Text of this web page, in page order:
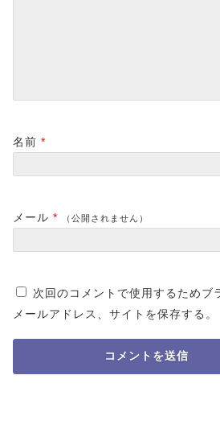
名前 *
メール * （公開されません）
次回のコメントで使用するためブ
メールアドレス、サイトを保存する。